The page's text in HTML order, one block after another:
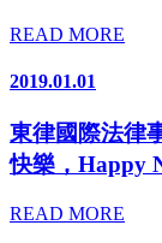
READ MORE
2019.01.01
東律國際法律
快樂，Happy
READ MORE